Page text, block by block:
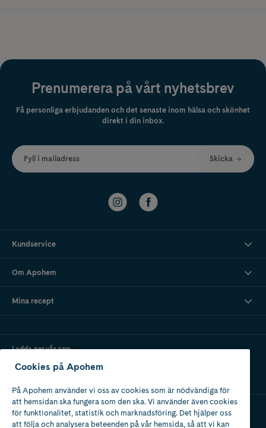
Prenumerera på vårt nyhetsbrev
Få personliga erbjudanden och det senaste inom hälsa och skönhet
direkt i din inbox.
Fyll i mailadress Skicka
Kundservice
Om Apohem
Mina recept
Ladda ner vår app
Apotek med tillstånd
Cookies på Apohem
På Apohem använder vi oss av cookies som är nödvändiga för
att hemsidan ska fungera som den ska. Vi använder även cookies
för funktionalitet, statistik och marknadsföring. Det hjälper oss
att följa och analysera beteenden på vår hemsida, så att vi kan